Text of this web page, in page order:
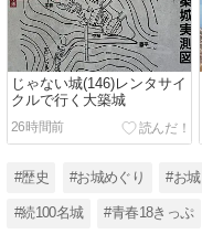
じゃない城(146)レンタサイ
クルで行く大築城
26時間前
#歴史 #お城めぐり #お城
#続100名城 #青春18きっぷ